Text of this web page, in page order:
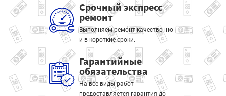
Срочный экспресс
ремонт
Выполняем ремонт качественно
и в короткие сроки.
Гарантийные
обязательства
На все виды работ
предоставляется гарантия до